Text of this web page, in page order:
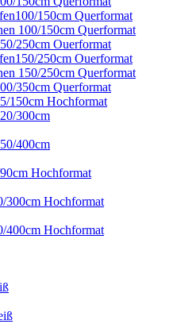
150cm Querformat
100/150cm Querformat
250cm Ouerformat
250cm Ouerformat
150/250cm Querformat
350cm Querformat
150cm Hochformat
300cm
400cm
Hochformat
300cm Hochformat
400cm Hochformat